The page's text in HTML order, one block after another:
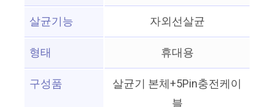
살균기능
자외선살균
형태
휴대용
구성품
살균기 본체+5Pin충전케이